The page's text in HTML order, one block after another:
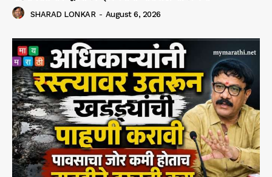
SHARAD LONKAR - August 6, 2026